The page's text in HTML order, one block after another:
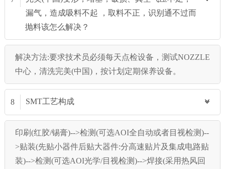
漏气，造成吸料不起 ，取料不正，识别通不过而
抛料该怎么解决？
解决方法:要求技术员必须每天点检设备，测试NOZZLE
中心，清洗完美(中国)，按计划定期保养设备。
8 SMT工艺构成
印刷(红胶/锡膏)-->检测(可选AOI全自动或者目视检测)--
>贴装(先贴小器件后贴大器件:分高速贴片及集成电路贴
装)-->检测(可选AOI光学/目视检测)-->焊接(采用热风回